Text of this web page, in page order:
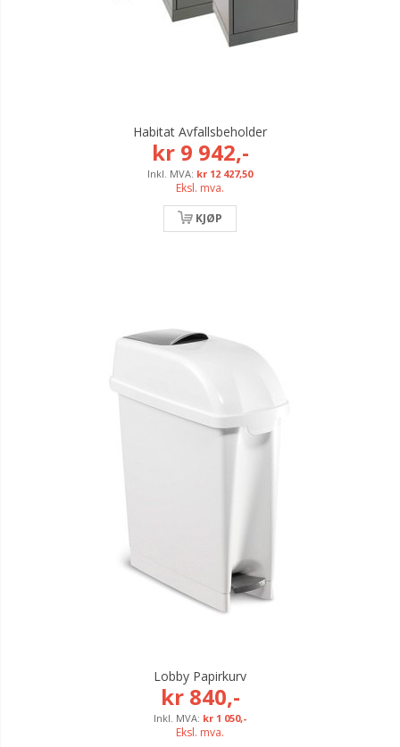
Habitat Avfallsbeholder
kr 9 942,-
kr 12 427,50
Eksl. mva.
KJØP
Lobby Papirkurv
kr 840,-
kr 1 050,-
Eksl. mva.